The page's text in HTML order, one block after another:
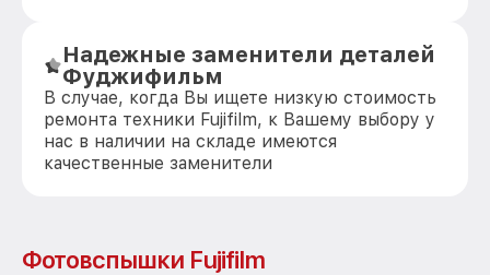
Надежные заменители деталей
Фуджифильм
В случае, когда Вы ищете низкую стоимость
ремонта техники Fujifilm, к Вашему выбору у
нас в наличии на складе имеются
качественные заменители
Фотовспышки Fujifilm